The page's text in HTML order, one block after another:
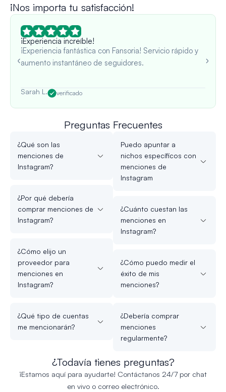
¡Nos importa tu satisfacción!
¡Experiencia increíble!
¡Experiencia fantástica con Fansoria! Servicio rápido y
aumento instantáneo de seguidores.
Sarah L. verificado
Preguntas Frecuentes
¿Qué son las
menciones de
Instagram?
¿Por qué debería
comprar menciones de
Instagram?
¿Cómo elijo un
proveedor para
menciones en
Instagram?
¿Qué tipo de cuentas
me mencionarán?
Puedo apuntar a
nichos específicos con
menciones de
Instagram
¿Cuánto cuestan las
menciones en
Instagram?
¿Cómo puedo medir el
éxito de mis
menciones?
¿Debería comprar
menciones
regularmente?
¿Todavía tienes preguntas?
¡Estamos aquí para ayudarte! Contáctanos 24/7 por chat
en vivo o correo electrónico.